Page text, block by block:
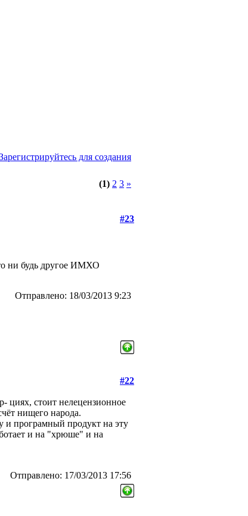
для создания
(1) 2 3 »
#23
ни будь другое ИМХО
Отправлено: 18/03/2013 9:23
#22
циях, стоит нелецензионное
нищего народа.
и програмный продукт на эту
и на "хрюше" и на
Отправлено: 17/03/2013 17:56